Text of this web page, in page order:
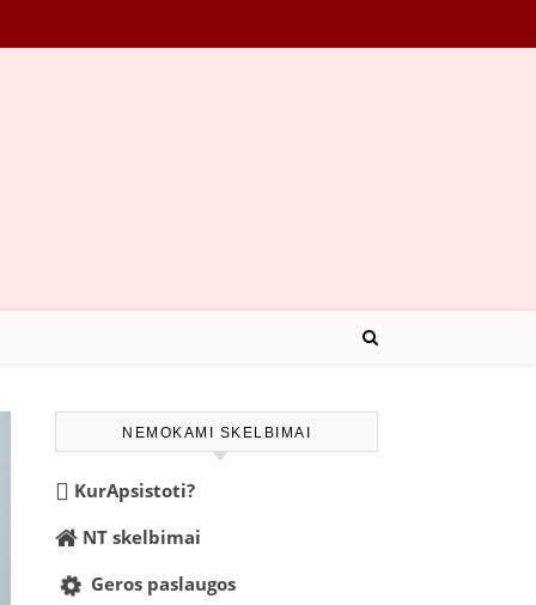
NEMOKAMI SKELBIMAI
KurApsistoti?
NT skelbimai
Geros paslaugos